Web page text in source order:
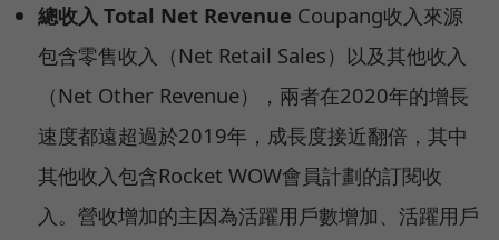
總收入 Total Net Revenue Coupang收入來源
包含零售收入（Net Retail Sales）以及其他收入
（Net Other Revenue），兩者在2020年的增長
速度都遠超過於2019年，成長度接近翻倍，其中
其他收入包含Rocket WOW會員計劃的訂閱收
入。營收增加的主因為活躍用戶數增加、活躍用戶